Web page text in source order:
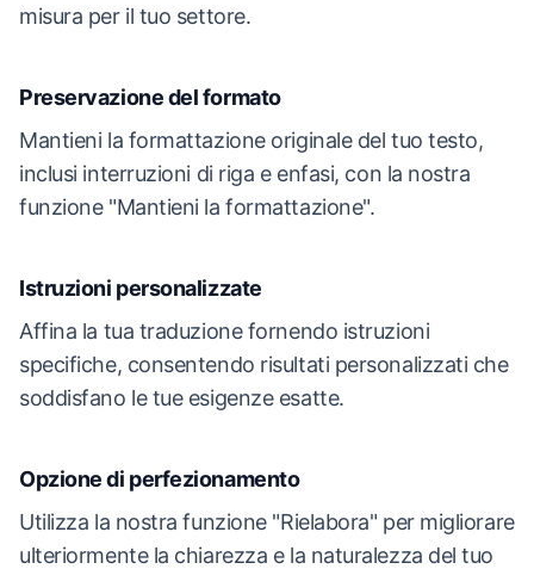
misura per il tuo settore.
Preservazione del formato
Mantieni la formattazione originale del tuo testo,
inclusi interruzioni di riga e enfasi, con la nostra
funzione "Mantieni la formattazione".
Istruzioni personalizzate
Affina la tua traduzione fornendo istruzioni
specifiche, consentendo risultati personalizzati che
soddisfano le tue esigenze esatte.
Opzione di perfezionamento
Utilizza la nostra funzione "Rielabora" per migliorare
ulteriormente la chiarezza e la naturalezza del tuo